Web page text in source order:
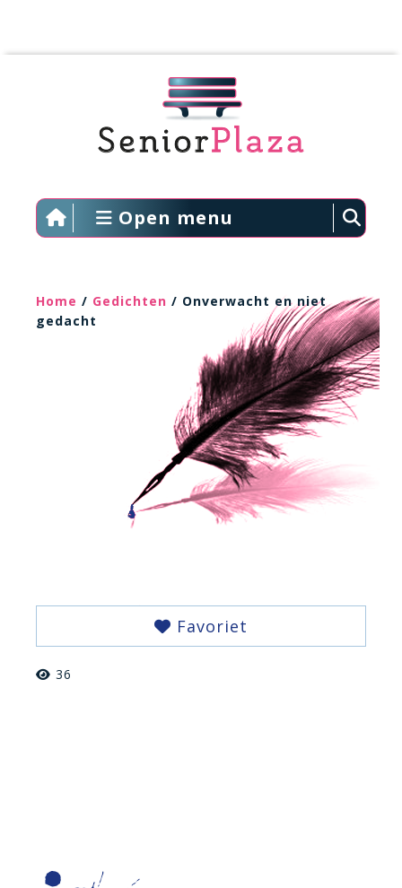
Open menu
Home / Gedichten / Onverwacht en niet
gedacht
Favoriet
36